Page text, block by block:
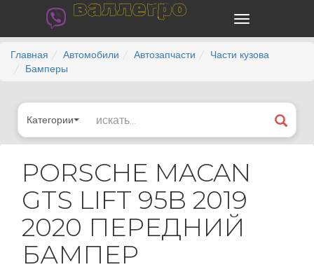
валлегро
Главная Автомобили Автозапчасти
Части кузова
Бамперы
Категории
PORSCHE MACAN
GTS LIFT 95B 2019
2020 ПЕРЕДНИЙ
БАМПЕР